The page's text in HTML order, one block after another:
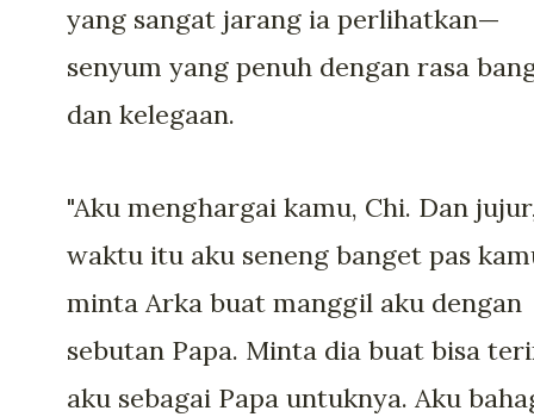
yang sangat jarang ia perlihatkan—
senyum yang penuh dengan rasa
dan kelegaan.
"Aku menghargai kamu, Chi. Dan
waktu itu aku seneng banget pas
minta Arka buat manggil aku dengan
sebutan Papa. Minta dia buat bisa
aku sebagai Papa untuknya. Aku